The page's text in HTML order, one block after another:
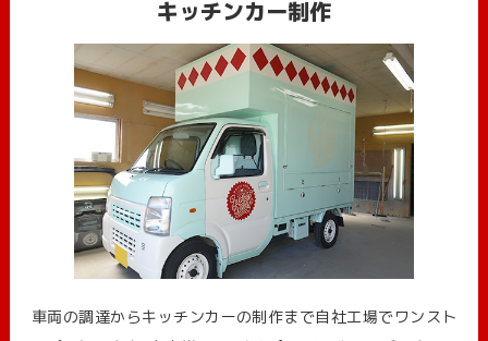
キッチンカー制作
車両の調達からキッチンカーの制作まで自社工場でワンスト